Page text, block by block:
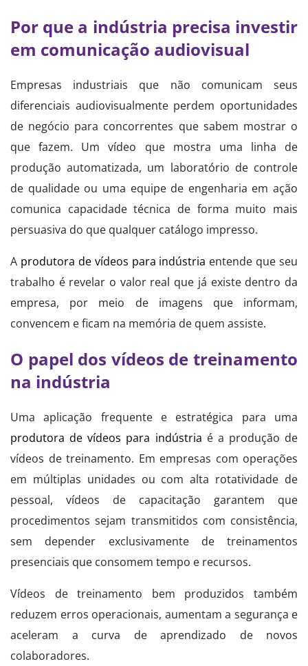
Por que a indústria precisa investir
em comunicação audiovisual
Empresas industriais que não comunicam seus
diferenciais audiovisualmente perdem oportunidades
de negócio para concorrentes que sabem mostrar o
que fazem. Um vídeo que mostra uma linha de
produção automatizada, um laboratório de controle
de qualidade ou uma equipe de engenharia em ação
comunica capacidade técnica de forma muito mais
persuasiva do que qualquer catálogo impresso.
A produtora de vídeos para indústria entende que seu
trabalho é revelar o valor real que já existe dentro da
empresa, por meio de imagens que informam,
convencem e ficam na memória de quem assiste.
O papel dos vídeos de treinamento
na indústria
Uma aplicação frequente e estratégica para uma
produtora de vídeos para indústria é a produção de
vídeos de treinamento. Em empresas com operações
em múltiplas unidades ou com alta rotatividade de
pessoal, vídeos de capacitação garantem que
procedimentos sejam transmitidos com consistência,
sem depender exclusivamente de treinamentos
presenciais que consomem tempo e recursos.
Vídeos de treinamento bem produzidos também
reduzem erros operacionais, aumentam a segurança e
aceleram a curva de aprendizado de novos
colaboradores.